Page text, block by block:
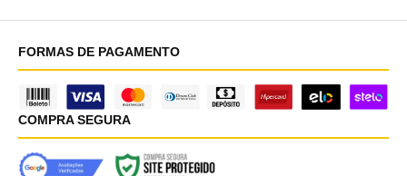
FORMAS DE PAGAMENTO
COMPRA SEGURA